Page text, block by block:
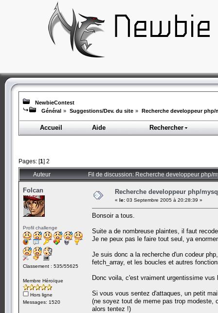
NewbieContest
Général » Suggestions/Dev. du site » Recherche developpeur
Accueil Aide Rechercher
Pages: [1] 2
Auteur Fil de discussion: Recherche developpeur php/
Folcan
Profil challenge
Classement : 535/55625
Membre Héroïque
Hors ligne
Messages: 1520
Recherche developpeur php/
« le: 03 Septembre 2005 à 20:28:39 »
Bonsoir a tous.
Suite a de nombreuse plaintes, il faut
Je ne peux pas le faire tout seul, ya
Je suis donc a la recherche d'un codeur
fetch_array, et les boucles et autres
Donc voila, c'est vraiment urgentissime vus
Si vous vous sentez d'attaques, un petit
(ne soyez tout de meme pas trop modeste,
alors tentez !)